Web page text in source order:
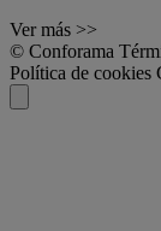
Ver más >>
© Conforama
Política de cookies